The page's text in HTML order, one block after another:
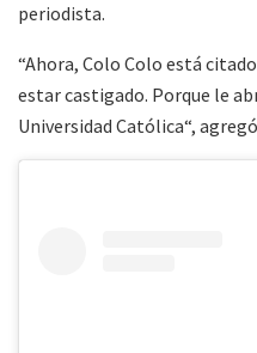
periodista.
“Ahora, Colo Colo está
estar castigado. Porque le
Universidad Católica“,